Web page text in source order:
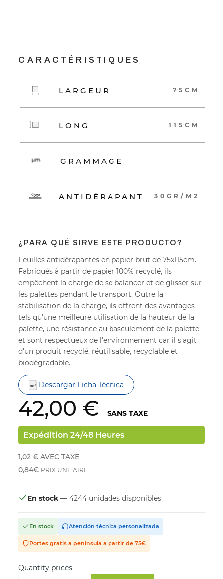
CARACTÉRISTIQUES
LARGEUR 75CM
LONG 115CM
GRAMMAGE
ANTIDÉRAPANT 30GR/M2
¿PARA QUÉ SIRVE ESTE PRODUCTO?
Feuilles antidérapantes en papier brut de 75x115cm.
Fabriqués à partir de papier 100% recyclé, ils
empêchent la charge de se balancer et de glisser sur
les palettes pendant le transport. Outre la
stabilisation de la charge, ils offrent des avantages
tels qu'une meilleure utilisation de la hauteur de la
palette, une résistance au basculement de la palette
et sont respectueux de l'environnement car il s'agit
d'un produit recyclé, réutilisable, recyclable et
biodégradable.
Descargar Ficha Técnica
42,00 € SANS TAXE
Expédition 24/48 Heures
1,02 € AVEC TAXE
0,84€ PRIX UNITAIRE
En stock — 4244 unidades disponibles
En stock Atención técnica personalizada
Portes gratis a península a partir de 75€
Quantity prices